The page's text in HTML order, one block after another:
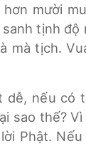
mười
tịnh
mà tịch.
dễ, nếu có
sao thế?
Phật.